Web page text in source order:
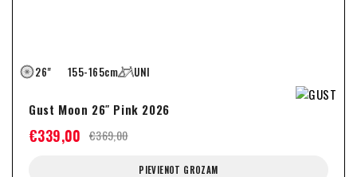
26" 155-165cm UNI
Gust Moon 26″ Pink 2026
€369,00
€339,00
PIEVIENOT GROZAM